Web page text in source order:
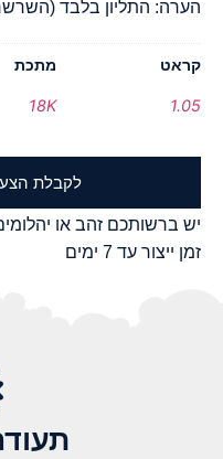
הערה: התליון בלבד
קראט
1.05
מתכת
18K
לקבלת
יש ברשותכם זהב או
זמן ייצור עד 7 ימים